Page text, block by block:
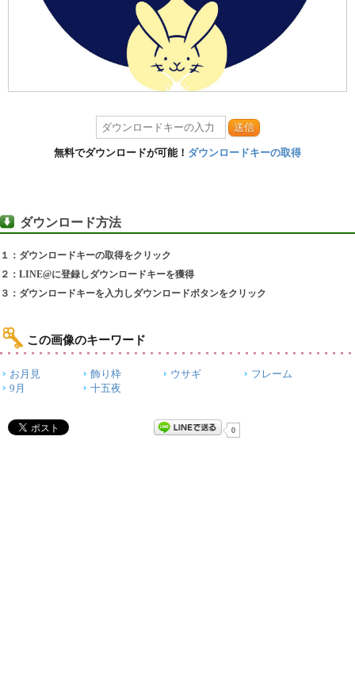
送信
無料でダウンロードが可能！ ダウンロードキーの取得
ダウンロード方法
１：ダウンロードキーの取得をクリック
２：LINE@に登録しダウンロードキーを獲得
３：ダウンロードキーを入力しダウンロードボタンをクリック
この画像のキーワード
お月見 飾り枠 ウサギ
フレーム
9月
十五夜
0